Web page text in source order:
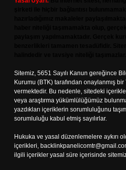
Sitemiz, 5651 Sayılı Kanun gereğince
Kurumu (BTK) tarafından onaylanmış
vermektedir. Bu nedenle, sitedeki
veya araştırma yükümlülüğümüz
yazdıkları içeriklerin sorumluluğunu
sorumluluğu kabul etmiş sayılırlar.
Hukuka ve yasal düzenlemelere aykırı
içerikleri,
ilgili içerikler yasal süre içerisinde